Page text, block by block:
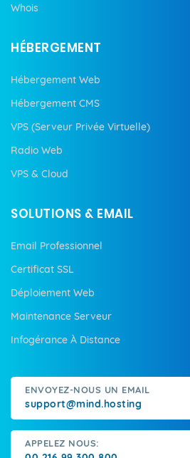
Whois
HÉBERGEMENT
Hébergement Web
Hébergement CMS
VPS (Serveur Privée Virtuelle)
Radio Web
VPS & Cloud
SOLUTIONS & EMAIL
Email Professionnel
Certificat SSL
Déploiement Web
Maintenance Serveur
Infogérance À Distance
ENVOYEZ-NOUS UN EMAIL
support@mind.hosting
APPELEZ NOUS: